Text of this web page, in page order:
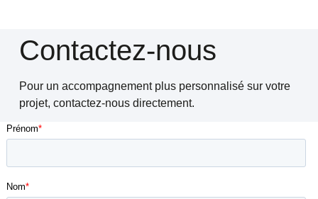
Contactez-nous
Pour un accompagnement plus personnalisé sur votre
projet, contactez-nous directement.